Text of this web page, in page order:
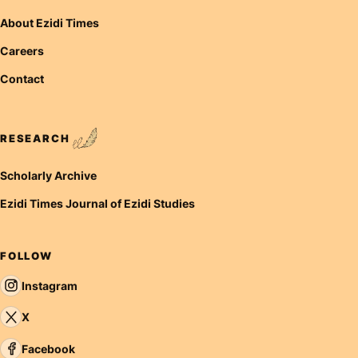
About Ezidi Times
Careers
Contact
RESEARCH
Scholarly Archive
Ezidi Times Journal of Ezidi Studies
FOLLOW
Instagram
X
Facebook